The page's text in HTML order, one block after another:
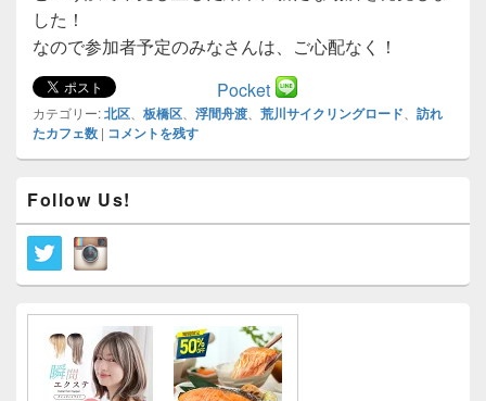
した！
なので参加者予定のみなさんは、ご心配なく！
Pocket
カテゴリー:北区 板橋区 浮間舟渡 荒川サイクリングロード
訪れ
たカフェ数 | コメントを残す
イ
ン
サ
ド
ー
Follow Us!